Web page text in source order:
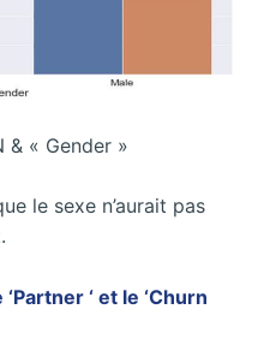
& « Gender »
le sexe n’aurait pas
‘ et le ‘Churn